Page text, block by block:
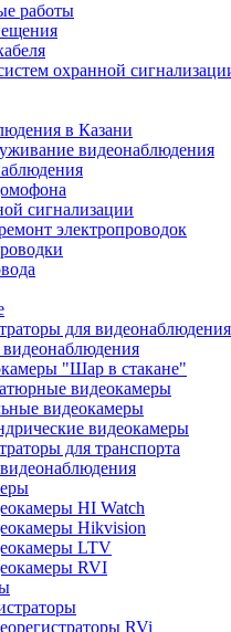
работы
охранной
в Казани
видеонаблюдения
сигнализации
электропроводок
для видеонаблюдения
"Шар в стакане"
видеокамеры
видеокамеры
видеокамеры
для транспорта
HI Watch
Hikvision
LTV
RVI
RVi